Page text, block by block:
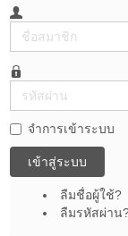
ชื่อ
สมาชิก
รหัส
ผ่าน
จำการเข้าระบบ
เข้าสู่ระบบ
ลืมชื่อผู้ใช้?
ลืมรหัสผ่าน